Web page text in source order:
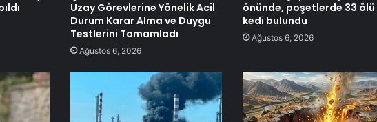
Uzay Görevlerine Yönelik Acil
Durum Karar Alma ve Duygu
Testlerini Tamamladı
Ağustos 6, 2026
önünde, poşetlerde 33 ölü
kedi bulundu
Ağustos 6, 2026